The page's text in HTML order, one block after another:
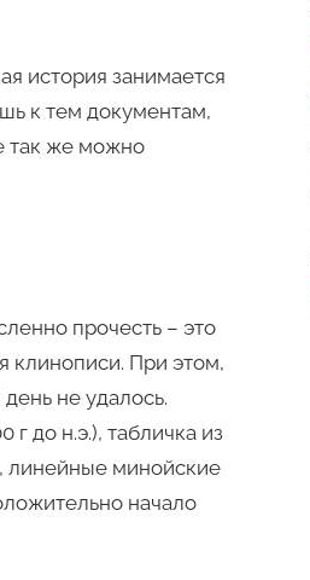
история занимается
к тем документам,
так же можно
прочесть – это
клинописи. При этом,
не удалось.
до н.э.), табличка из
линейные минойские
начало